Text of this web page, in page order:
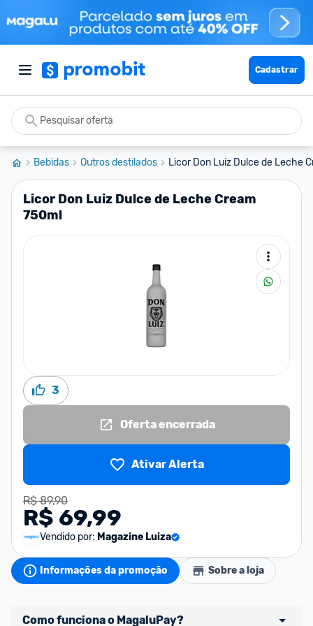
Cadastrar
Bebidas Outros destilados Licor Don Luiz Dulce de Leche
Licor Don Luiz Dulce de Leche Cream
750ml
3
Oferta encerrada
Ativar Alerta
R$ 89,90
R$ 69,99
Vendido por: Magazine Luiza
Informações da promoção Sobre a loja
Como funciona o MagaluPay?